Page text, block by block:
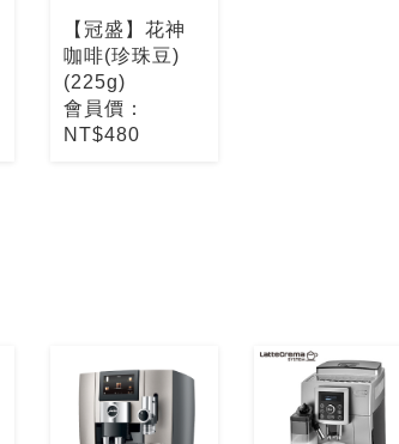
【冠盛】花神
咖啡(珍珠豆)
(225g)
會員價：
NT$480